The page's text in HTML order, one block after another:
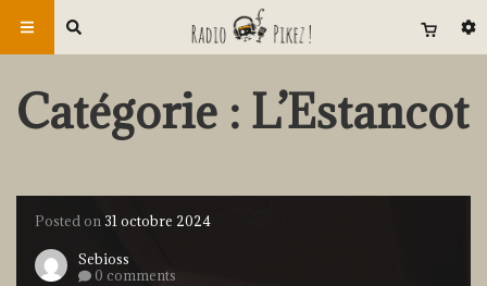
Catégorie : L’Estancot
Posted on 31 octobre 2024
Sebioss
0 comments